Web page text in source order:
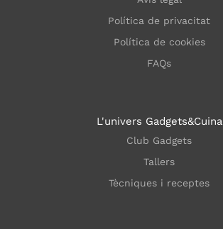
Política de privacitat
Política de cookies
FAQs
L'univers Gadgets&Cuina
Club Gadgets
Tallers
Tècniques i receptes